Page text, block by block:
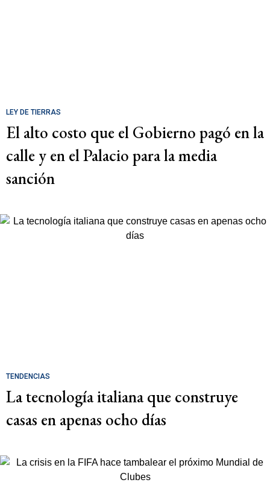
LEY DE TIERRAS
El alto costo que el Gobierno pagó en la
calle y en el Palacio para la media
sanción
TENDENCIAS
La tecnología italiana que construye
casas en apenas ocho días